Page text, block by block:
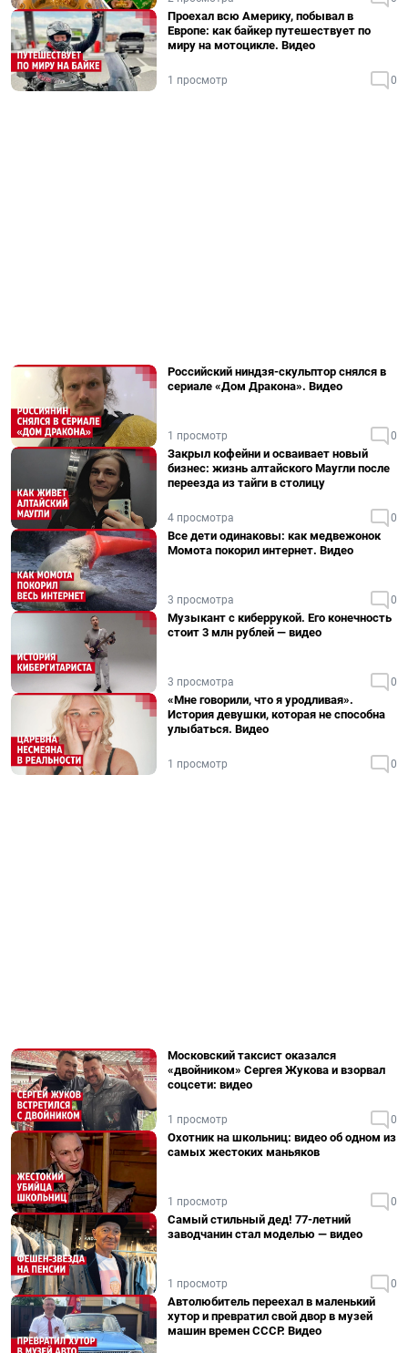
Проехал всю Америку, побывал в
Европе: как байкер путешествует по
миру на мотоцикле. Видео
1 просмотр 0
Российский ниндзя-скульптор снялся в
сериале «Дом Дракона». Видео
1 просмотр 0
Закрыл кофейни и осваивает новый
бизнес: жизнь алтайского Маугли после
переезда из тайги в столицу
4 просмотра 0
Все дети одинаковы: как медвежонок
Момота покорил интернет. Видео
3 просмотра 0
Музыкант с киберрукой. Его конечность
стоит 3 млн рублей — видео
3 просмотра 0
«Мне говорили, что я уродливая».
История девушки, которая не способна
улыбаться. Видео
1 просмотр 0
Московский таксист оказался
«двойником» Сергея Жукова и взорвал
соцсети: видео
1 просмотр 0
Охотник на школьниц: видео об одном из
самых жестоких маньяков
1 просмотр 0
Самый стильный дед! 77-летний
заводчанин стал моделью — видео
1 просмотр 0
Автолюбитель переехал в маленький
хутор и превратил свой двор в музей
машин времен СССР. Видео